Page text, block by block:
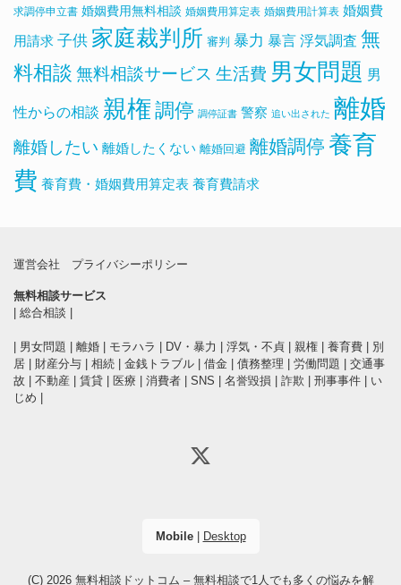
求調停申立書 婚姻費用無料相談 婚姻費用算定表 婚姻費用計算表 婚姻費
用請求 子供 家庭裁判所 審判 暴力 暴言 浮気調査 無
料相談 無料相談サービス 生活費 男女問題 男
性からの相談 親権 調停 調停証書 警察 追い出された 離婚
離婚したい 離婚したくない 離婚回避 離婚調停 養育
費 養育費・婚姻費用算定表 養育費請求
運営会社 プライバシーポリシー
無料相談サービス
総合相談
男女問題 離婚 モラハラ DV・暴力 浮気・不貞 親権 養育費
別
居
財産分与 相続 金銭トラブル 借金 債務整理 労働問題
交通事
故
不動産 賃貸 医療 消費者 SNS 名誉毀損 詐欺 刑事事件
い
じめ
Mobile| Desktop
(C) 2026 無料相談ドットコム – 無料相談で1人でも多くの悩みを解